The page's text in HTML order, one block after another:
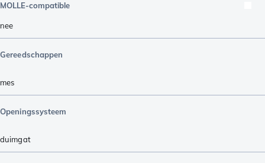
MOLLE-compatible
nee
Gereedschappen
mes
Openingssysteem
duimgat